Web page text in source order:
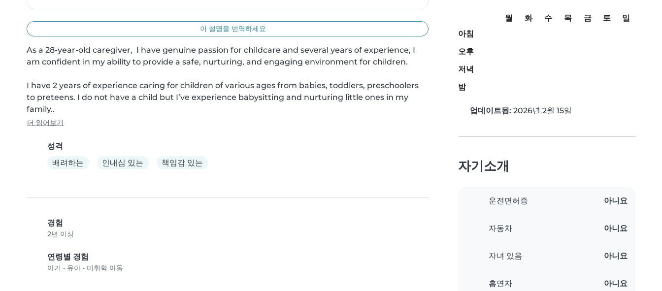
이 설명을 번역하세요
As a 28-year-old caregiver,  I have genuine passion for childcare and several years of experience, I
am confident in my ability to provide a safe, nurturing, and engaging environment for children.
I have 2 years of experience caring for children of various ages from babies, toddlers, preschoolers
to preteens. I do not have a child but I’ve experience babysitting and nurturing little ones in my
family..
더 읽어보기
성격
배려하는
인내심 있는 책임감 있는
경험
2년 이상
연령별 경험
아기 • 유아 • 미취학 아동
월 화 수 목 금 토
일
아침
오후
저녁
밤
업데이트됨: 2026년 2월 15일
자기소개
운전면허증 아니요
자동차 아니요
자녀 있음 아니요
흡연자 아니요